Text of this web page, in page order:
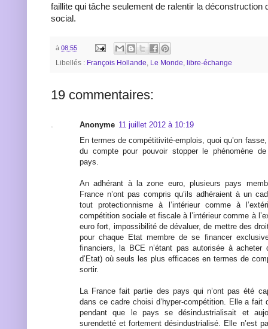
faillite qui tâche seulement de ralentir la déconstruction
social.
à 08:55
Libellés : François Hollande, Le Monde, libre-échange
19 commentaires:
Anonyme 11 juillet 2012 à 10:19
En termes de compétitivité-emplois, quoi qu’on
du compte pour pouvoir stopper le phénomène
pays.
An adhérant à la zone euro, plusieurs pays
France n’ont pas compris qu’ils adhéraient à un
tout protectionnisme à l’intérieur comme à
compétition sociale et fiscale à l’intérieur comme à
euro fort, impossibilité de dévaluer, de mettre des
pour chaque Etat membre de se financer
financiers, la BCE n’étant pas autorisée à acheter
d’Etat) où seuls les plus efficaces en termes de
sortir.
La France fait partie des pays qui n’ont pas été
dans ce cadre choisi d’hyper-compétition. Elle a fait
pendant que le pays se désindustrialisait et
surendetté et fortement désindustrialisé. Elle n’est